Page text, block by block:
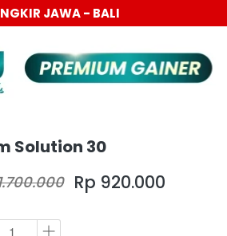
JAWA - BALI
Solution 30
Rp 920.000